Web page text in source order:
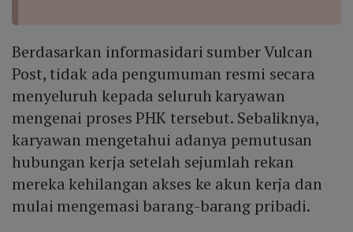
Berdasarkan informasidari sumber Vulcan
Post, tidak ada pengumuman resmi secara
menyeluruh kepada seluruh karyawan
mengenai proses PHK tersebut. Sebaliknya,
karyawan mengetahui adanya pemutusan
hubungan kerja setelah sejumlah rekan
mereka kehilangan akses ke akun kerja dan
mulai mengemasi barang-barang pribadi.